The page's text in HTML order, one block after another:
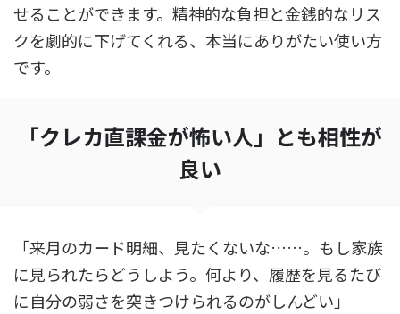
せることができます。精神的な負担と金銭的なリス
クを劇的に下げてくれる、本当にありがたい使い方
です。
「クレカ直課金が怖い人」とも相性が
良い
「来月のカード明細、見たくないな……。もし家族
に見られたらどうしよう。何より、履歴を見るたび
に自分の弱さを突きつけられるのがしんどい」